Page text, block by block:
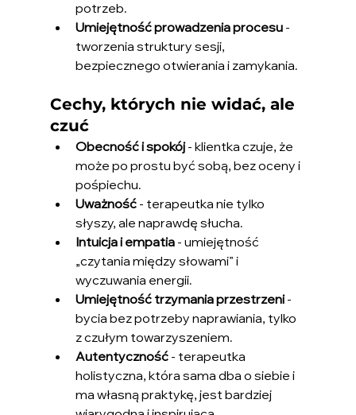
potrzeb.
Umiejętność prowadzenia procesu -
tworzenia struktury sesji,
bezpiecznego otwierania i zamykania.
Cechy, których nie widać, ale
czuć
Obecność i spokój - klientka czuje, że
może po prostu być sobą, bez oceny i
pośpiechu.
Uważność - terapeutka nie tylko
słyszy, ale naprawdę słucha.
Intuicja i empatia - umiejętność
„czytania między słowami” i
wyczuwania energii.
Umiejętność trzymania przestrzeni -
bycia bez potrzeby naprawiania, tylko
z czułym towarzyszeniem.
Autentyczność - terapeutka
holistyczna, która sama dba o siebie i
ma własną praktykę, jest bardziej